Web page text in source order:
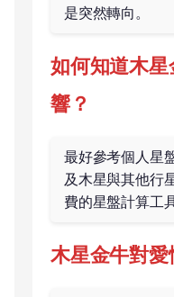
是突然轉向。
如何知道木
響？
最好參考個人星
及木星與其他行
費的星盤計算工
木星金牛對愛